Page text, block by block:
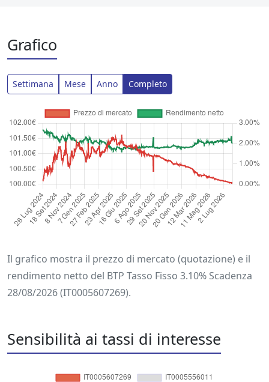
Grafico
Settimana Mese Anno Completo
Il grafico mostra il prezzo di mercato (quotazione) e il
rendimento netto del BTP Tasso Fisso 3.10% Scadenza
28/08/2026 (IT0005607269).
Sensibilità ai tassi di interesse